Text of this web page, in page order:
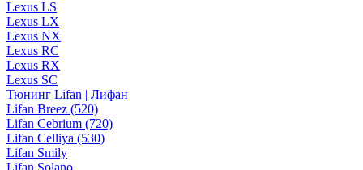
Lexus LS
Lexus LX
Lexus NX
Lexus RC
Lexus RX
Lexus SC
Тюнинг Lifan | Лифан
Lifan Breez (520)
Lifan Cebrium (720)
Lifan Celliya (530)
Lifan Smily
Lifan Solano